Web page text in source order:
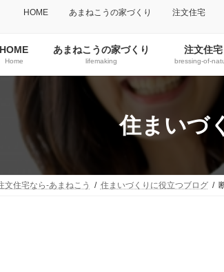
HOME あまねこうの家づくり 注文住宅
HOME
Home
あまねこうの家づくり
lifemaking
注文住宅
bressing-of-
住まいづ
文住宅なら-あまねこう 住まいづくりに役立つブログ